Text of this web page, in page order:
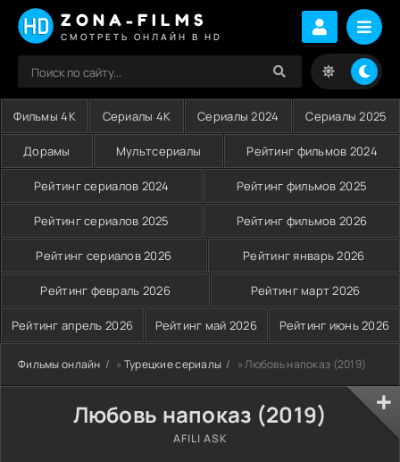
ZONA-FILMS
СМОТРЕТЬ ОНЛАЙН В HD
Фильмы 4K Сериалы 4K Сериалы 2024 Сериалы 2025
Дорамы Мультсериалы Рейтинг фильмов 2024
Рейтинг сериалов 2024 Рейтинг фильмов 2025
Рейтинг сериалов 2025 Рейтинг фильмов 2026
Рейтинг сериалов 2026 Рейтинг январь 2026
Рейтинг февраль 2026 Рейтинг март 2026
Рейтинг апрель 2026 Рейтинг май 2026 Рейтинг июнь 2026
Фильмы онлайн » Турецкие сериалы » Любовь напоказ (2019)
Любовь напоказ (2019)
AFILI ASK